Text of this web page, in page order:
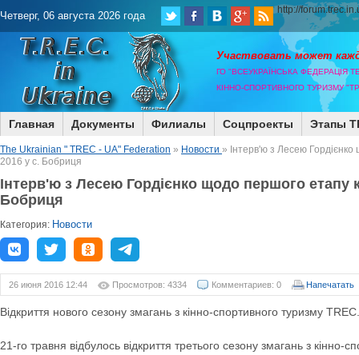
Четверг, 06 августа 2026 года http://
Участвовать может
ГО "ВСЕУКРАЇНСЬКА ФЕДЕРАЦІЯ
КІННО-СПОРТИВНОГО ТУРИЗМУ
Главная Документы Филиалы Соцпроекты Этапы
The Ukrainian " TREC - UA" Federation » Новости » Інтерв'ю з Лесею
2016 у с. Бобриця
Інтерв'ю з Лесею Гордієнко щодо першого етапу
Бобриця
Категория: Новости
26 июня 2016 12:44 Просмотров: 4334 Комментариев: 0 Напечатать
Відкриття нового сезону змагань з кінно-спортивного туризму TREC.
21-го травня відбулось відкриття третього сезону змагань з кінно-